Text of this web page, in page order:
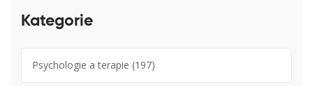
Kategorie
Psychologie a terapie (197)